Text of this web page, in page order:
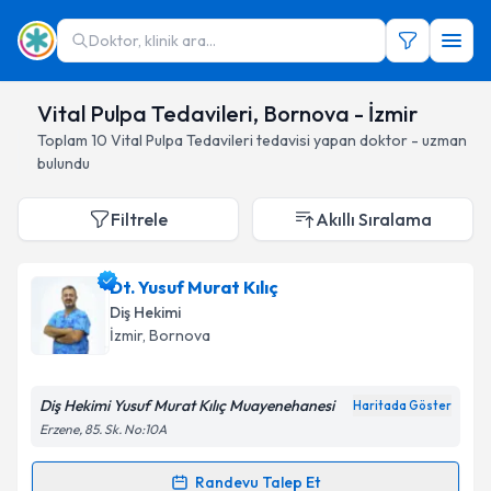
Doktor, klinik ara...
Vital Pulpa Tedavileri, Bornova - İzmir
Toplam 10 Vital Pulpa Tedavileri tedavisi yapan doktor - uzman
bulundu
Filtrele Akıllı Sıralama
Dt. Yusuf Murat Kılıç
Diş Hekimi
İzmir, Bornova
Diş Hekimi Yusuf Murat Kılıç Muayenehanesi Haritada Göster
Erzene, 85. Sk. No:10A
Randevu Talep Et